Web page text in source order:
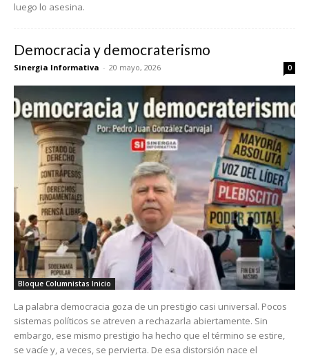
luego lo asesina.
Democracia y democraterismo
Sinergia Informativa - 20 mayo, 2026 0
Bloque Columnistas Inicio
La palabra democracia goza de un prestigio casi universal. Pocos
sistemas políticos se atreven a rechazarla abiertamente. Sin
embargo, ese mismo prestigio ha hecho que el término se estire,
se vacíe y, a veces, se pervierta. De esa distorsión nace el